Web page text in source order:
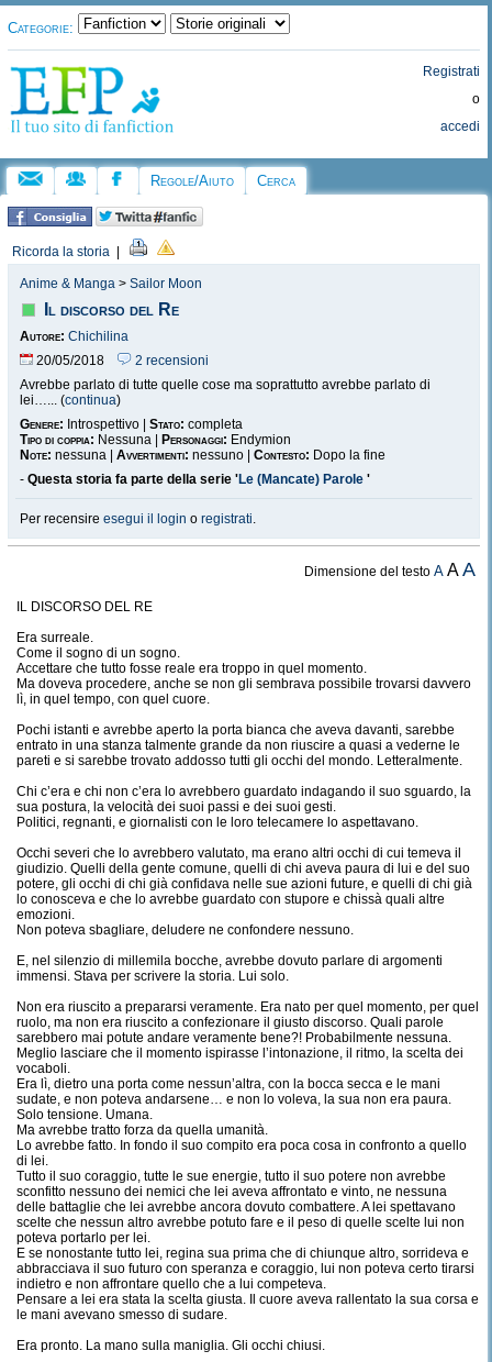
Categorie:
Registrati
o
accedi
Regole/Aiuto Cerca
Ricorda la storia
Anime & Manga > Sailor Moon
Il discorso del Re
Autore: Chichilina
20/05/2018
2 recensioni
Avrebbe parlato di tutte quelle cose ma soprattutto avrebbe parlato di
lei…... (continua)
Genere: Introspettivo | Stato: completa
Tipo di coppia: Nessuna | Personaggi: Endymion
Note: nessuna | Avvertimenti: nessuno | Contesto: Dopo la fine
- Questa storia fa parte della serie 'Le (Mancate) Parole '
Per recensire esegui il login o registrati.
Dimensione del testoA AA
IL DISCORSO DEL RE
Era surreale.
Come il sogno di un sogno.
Accettare che tutto fosse reale era troppo in quel momento.
Ma doveva procedere, anche se non gli sembrava possibile trovarsi davvero
lì, in quel tempo, con quel cuore.
Pochi istanti e avrebbe aperto la porta bianca che aveva davanti, sarebbe
entrato in una stanza talmente grande da non riuscire a quasi a vederne le
pareti e si sarebbe trovato addosso tutti gli occhi del mondo. Letteralmente.
Chi c’era e chi non c’era lo avrebbero guardato indagando il suo sguardo, la
sua postura, la velocità dei suoi passi e dei suoi gesti.
Politici, regnanti, e giornalisti con le loro telecamere lo aspettavano.
Occhi severi che lo avrebbero valutato, ma erano altri occhi di cui temeva il
giudizio. Quelli della gente comune, quelli di chi aveva paura di lui e del suo
potere, gli occhi di chi già confidava nelle sue azioni future, e quelli di chi già
lo conosceva e che lo avrebbe guardato con stupore e chissà quali altre
emozioni.
Non poteva sbagliare, deludere ne confondere nessuno.
E, nel silenzio di millemila bocche, avrebbe dovuto parlare di argomenti
immensi. Stava per scrivere la storia. Lui solo.
Non era riuscito a prepararsi veramente. Era nato per quel momento, per quel
ruolo, ma non era riuscito a confezionare il giusto discorso. Quali parole
sarebbero mai potute andare veramente bene?! Probabilmente nessuna.
Meglio lasciare che il momento ispirasse l’intonazione, il ritmo, la scelta dei
vocaboli.
Era lì, dietro una porta come nessun’altra, con la bocca secca e le mani
sudate, e non poteva andarsene… e non lo voleva, la sua non era paura.
Solo tensione. Umana.
Ma avrebbe tratto forza da quella umanità.
Lo avrebbe fatto. In fondo il suo compito era poca cosa in confronto a quello
di lei.
Tutto il suo coraggio, tutte le sue energie, tutto il suo potere non avrebbe
sconfitto nessuno dei nemici che lei aveva affrontato e vinto, ne nessuna
delle battaglie che lei avrebbe ancora dovuto combattere. A lei spettavano
scelte che nessun altro avrebbe potuto fare e il peso di quelle scelte lui non
poteva portarlo per lei.
E se nonostante tutto lei, regina sua prima che di chiunque altro, sorrideva e
abbracciava il suo futuro con speranza e coraggio, lui non poteva certo tirarsi
indietro e non affrontare quello che a lui competeva.
Pensare a lei era stata la scelta giusta. Il cuore aveva rallentato la sua corsa e
le mani avevano smesso di sudare.
Era pronto. La mano sulla maniglia. Gli occhi chiusi.